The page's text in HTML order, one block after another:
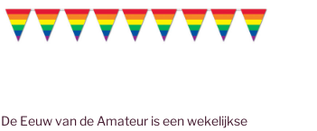
De Eeuw van de Amateur is een wekelijkse